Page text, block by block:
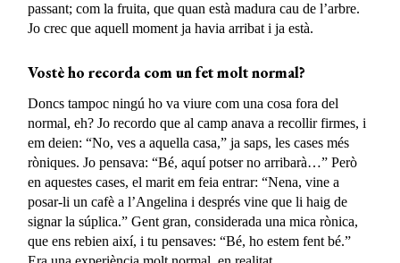
passant; com la fruita, que quan està madura cau de l’arbre.
Jo crec que aquell moment ja havia arribat i ja està.
Vostèho recorda com un fet molt normal?
Doncs tampoc ningú ho va viure com una cosa fora del
normal, eh? Jo recordo que al camp anava a recollir firmes, i
em deien: “No, ves a aquella casa,” ja saps, les cases més
ròniques. Jo pensava: “Bé, aquí potser no arribarà…” Però
en aquestes cases, el marit em feia entrar: “Nena, vine a
posar-li un cafè a l’Angelina i després vine que li haig de
signar la súplica.” Gent gran, considerada una mica rònica,
que ens rebien així, i tu pensaves: “Bé, ho estem fent bé.”